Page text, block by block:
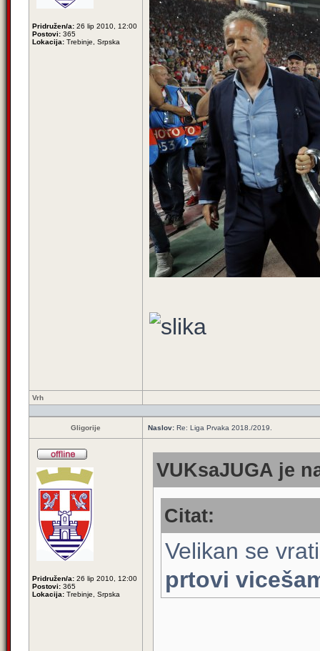
Pridružen/a: 26 lip 2010, 12:00
Postovi: 365
Lokacija: Trebinje, Srpska
Vrh
Gligorije Naslov: Re: Liga Prvaka 2018./2019.
Pridružen/a: 26 lip 2010, 12:00
Postovi: 365
Lokacija: Trebinje, Srpska
VUKsaJUGA je
Citat:
Velikan se
prtovi